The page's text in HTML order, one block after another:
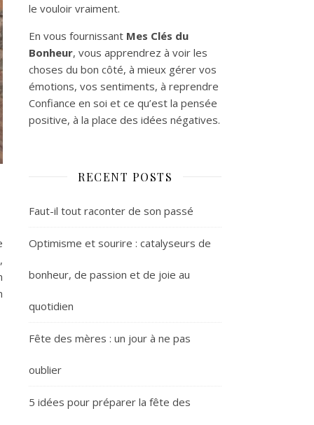
le vouloir vraiment.
En vous fournissant Mes Clés du
Bonheur, vous apprendrez à voir les
choses du bon côté, à mieux gérer vos
émotions, vos sentiments, à reprendre
Confiance en soi et ce qu’est la pensée
positive, à la place des idées négatives.
RECENT POSTS
Faut-il tout raconter de son passé
Optimisme et sourire : catalyseurs de
bonheur, de passion et de joie au
quotidien
Fête des mères : un jour à ne pas
oublier
5 idées pour préparer la fête des